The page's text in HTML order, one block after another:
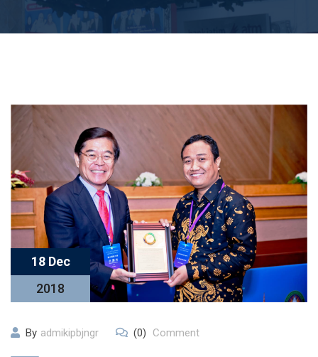
18 Dec
2018
By admikipbjngr (0) Comment